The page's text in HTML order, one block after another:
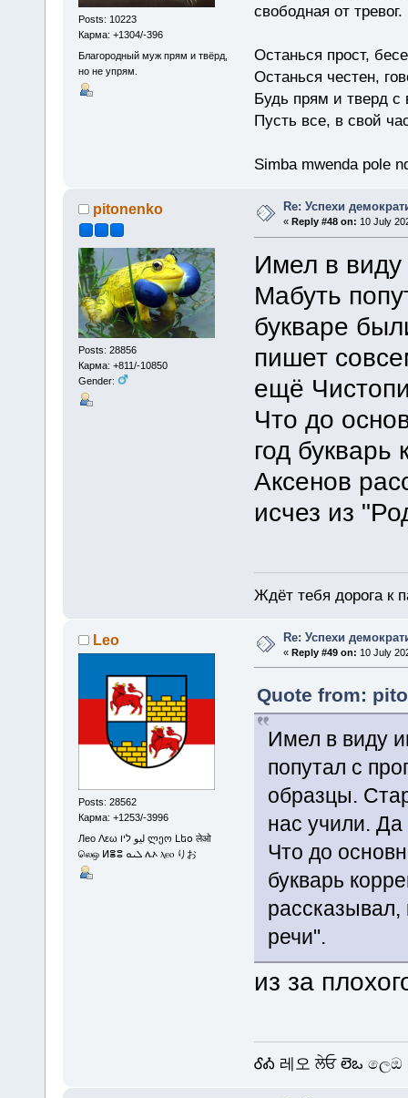
Posts: 10223
Карма: +1304/-396
Благородный муж прям и твёрд,
но не упрям.
свободная от
Останься прост,
Останься честен,
Будь прям и тверд с
Пусть все, в свой
Simba mwenda pole
pitonenko
Posts: 28856
Карма: +811/-10850
Gender:
Re: Успехи
«Reply #48 on: 10 July
Имел в
Мабуть
букваре
пишет
ещё
Что до
год
Аксенов
исчез из
Ждёт тебя дорога к
Leo
Posts: 28562
Карма: +1253/-3996
Лео Λεω ليو ליו ლეო Լեօ लेओ
லெஒ ⵍⴻⵓ ܠܝܘ ሌኦ ⲗⲉⲟ りお
Re: Успехи
«Reply #49 on: 10 July
Quote from:
Имел в виду
попутал с
образцы.
нас учили.
Что до
букварь
рассказывал,
речи".
из за
ᎴᎣ 레오 ਲੇਓ లెఒ